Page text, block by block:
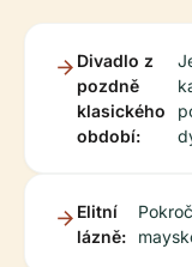
Divadlo z
pozdně
klasického
období:
Elitní
lázně: